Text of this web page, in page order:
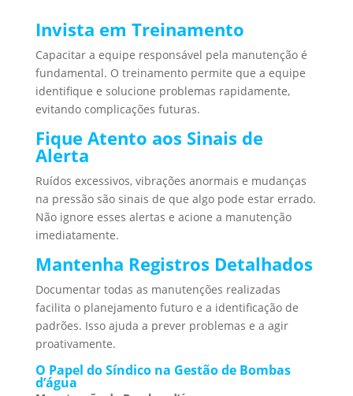
Invista em Treinamento
Capacitar a equipe responsável pela manutenção é
fundamental. O treinamento permite que a equipe
identifique e solucione problemas rapidamente,
evitando complicações futuras.
Fique Atento aos Sinais de
Alerta
Ruídos excessivos, vibrações anormais e mudanças
na pressão são sinais de que algo pode estar errado.
Não ignore esses alertas e acione a manutenção
imediatamente.
Mantenha Registros Detalhados
Documentar todas as manutenções realizadas
facilita o planejamento futuro e a identificação de
padrões. Isso ajuda a prever problemas e a agir
proativamente.
O Papel do Síndico na Gestão de Bombas
d’água